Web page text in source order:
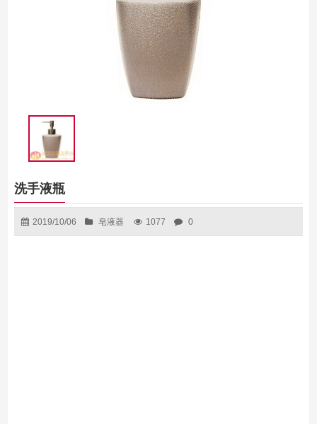
洗手液瓶
2019/10/06 皂液器 1077 0